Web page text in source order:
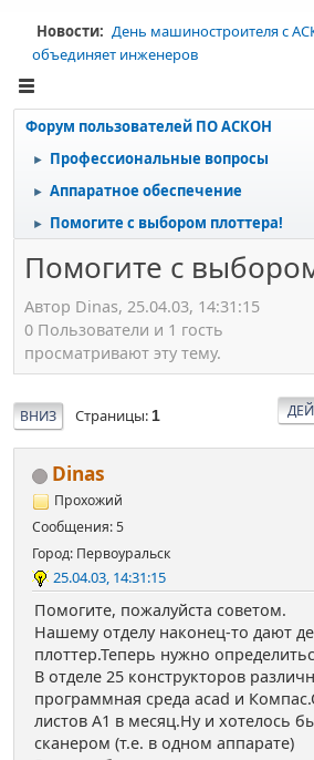
Новости: День машиностроителя с
объединяет инженеров
Форум пользователей ПО АСКОН
► Профессиональные вопросы
► Аппаратное обеспечение
► Помогите с выбором плоттера!
Помогите с
Автор Dinas, 25.04.03, 14:31:15
0 Пользователи и 1 гость
просматривают эту тему.
ВНИЗ Страницы 1
Dinas
Прохожий
Сообщения: 5
Город: Первоуральск
25.04.03, 14:31:15
Помогите, пожалуйста советом.
Нашему отделу наконец-то дают
плоттер.Теперь нужно
В отделе 25 конструкторов
программная среда acad и
листов А1 в месяц.Ну и хотелось
сканером (т.е. в одном аппарате)